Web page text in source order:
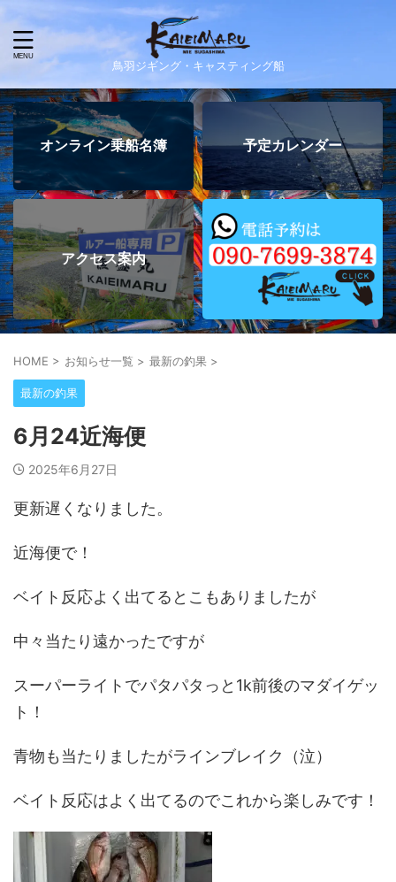
鳥羽ジギング・キャスティング船
オンライン乗船名簿 予定カレンダー
アクセス案内
HOME > お知らせ一覧 > 最新の釣果 >
最新の釣果
6月24近海便
2025年6月27日
更新遅くなりました。
近海便で！
ベイト反応よく出てるとこもありましたが
中々当たり遠かったですが
スーパーライトでパタパタっと1k前後のマダイゲッ
ト！
青物も当たりましたがラインブレイク（泣）
ベイト反応はよく出てるのでこれから楽しみです！